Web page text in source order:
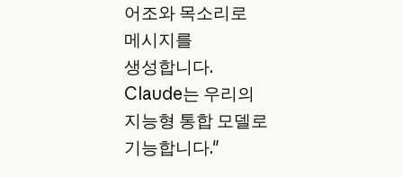
어조와 목소리로
메시지를
생성합니다.
Claude는 우리의
지능형 통합 모델로
기능합니다."